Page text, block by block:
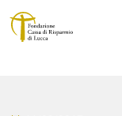
Navigazione